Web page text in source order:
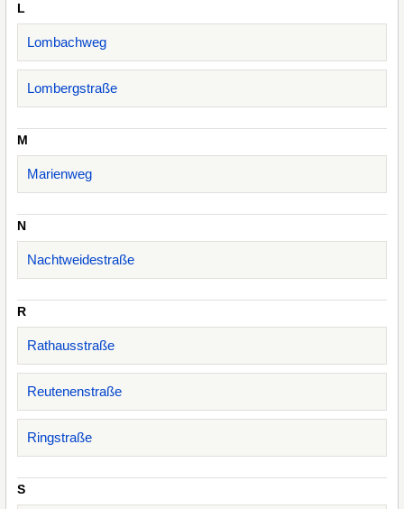
L
Lombachweg
Lombergstraße
M
Marienweg
N
Nachtweidestraße
R
Rathausstraße
Reutenenstraße
Ringstraße
S